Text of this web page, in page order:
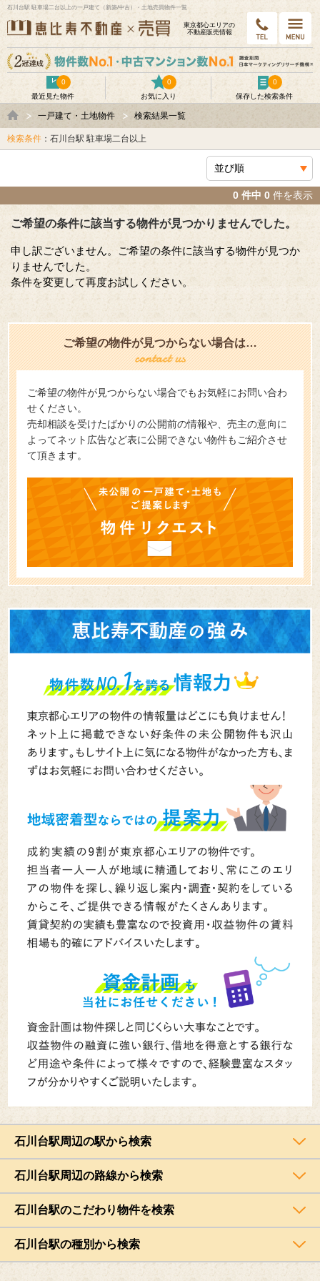
石川台駅 駐車場二台以上の一戸建て（新築/中古）・土地売買物件一覧
東京都⼼エリアの
不動産販売情報
最近見た物件
0
お気に入り
0
保存した検索条件
0
一戸建て・土地物件 検索結果一覧
検索条件 ：石川台駅 駐車場二台以上
0 件中 0 件を表示
ご希望の条件に該当する物件が見つかりませんでした。
申し訳ございません。ご希望の条件に該当する物件が見つか
りませんでした。
条件を変更して再度お試しください。
ご希望の物件が見つからない場合は…
ご希望の物件が見つからない場合でもお気軽にお問い合わ
せください。
売却相談を受けたばかりの公開前の情報や、売主の意向に
よってネット広告など表に公開できない物件もご紹介させ
て頂きます。
石川台駅周辺の駅から検索
石川台駅周辺の路線から検索
石川台駅のこだわり物件を検索
石川台駅の種別から検索